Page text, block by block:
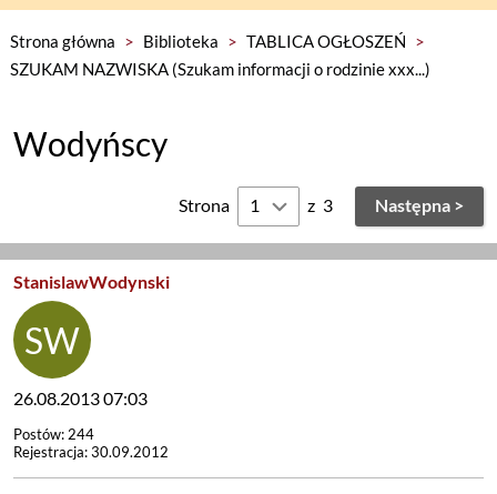
Strona główna > Biblioteka > TABLICA OGŁOSZEŃ >
SZUKAM NAZWISKA (Szukam informacji o rodzinie xxx...)
Wodyńscy
Strona z 3 Następna >
StanislawWodynski
26.08.2013 07:03
Postów: 244
Rejestracja: 30.09.2012